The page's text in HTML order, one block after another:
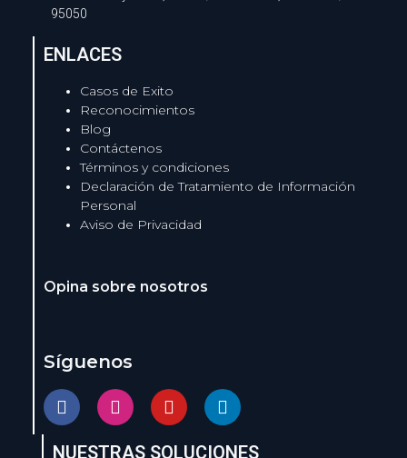
95050
ENLACES
Casos de Exito
Reconocimientos
Blog
Contáctenos
Términos y condiciones
Declaración de Tratamiento de Información
Personal
Aviso de Privacidad
Opina sobre nosotros
Síguenos
NUESTRAS SOLUCIONES